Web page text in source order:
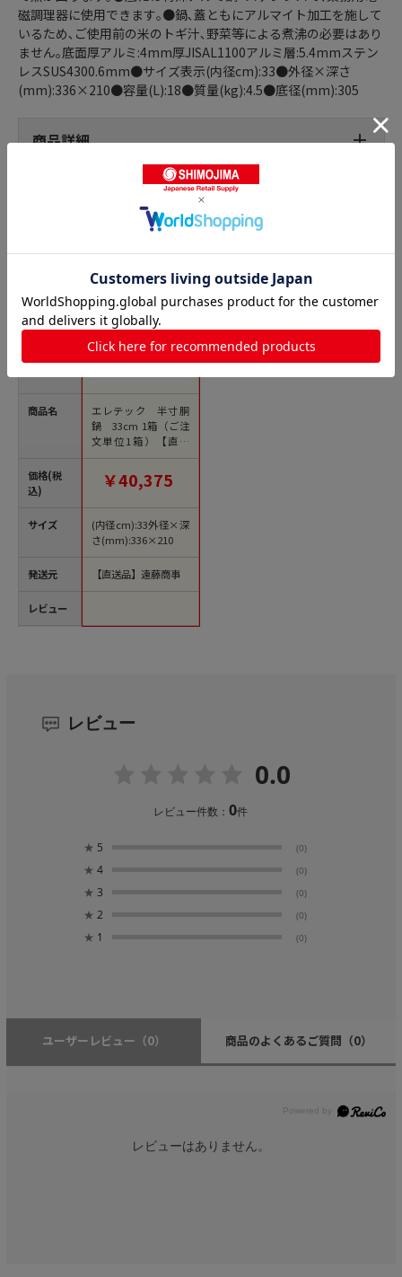
磁調理器に使用できます｡●鍋､蓋ともにアルマイト加工を施して
いるため､ご使用前の米のトギ汁､野菜等による煮沸の必要はあり
ません｡底面厚アルミ:4mm厚JISAL1100アルミ層:5.4mmステン
レスSUS4300.6mm●サイズ表示(内径cm):33●外径×深さ
(mm):336×210●容量(L):18●質量(kg):4.5●底径(mm):305
商品詳細
半寸胴鍋の人気商品との比較
商品名
価格(税
込)
サイズ
発送元
レビュー
エレテック 半寸胴
鍋 33cm 1箱（ご注
文単位1箱）【直送
品】
￥40,375
(内径cm):33外径×深
さ(mm):336×210
【直送品】遠藤商事
レビュー
0.0
レビュー件数：0件
★ 5 (0)
★ 4 (0)
★ 3 (0)
★ 2 (0)
★ 1 (0)
ユーザーレビュー （0） 商品のよくあるご質問 （0）
レビューはありません。